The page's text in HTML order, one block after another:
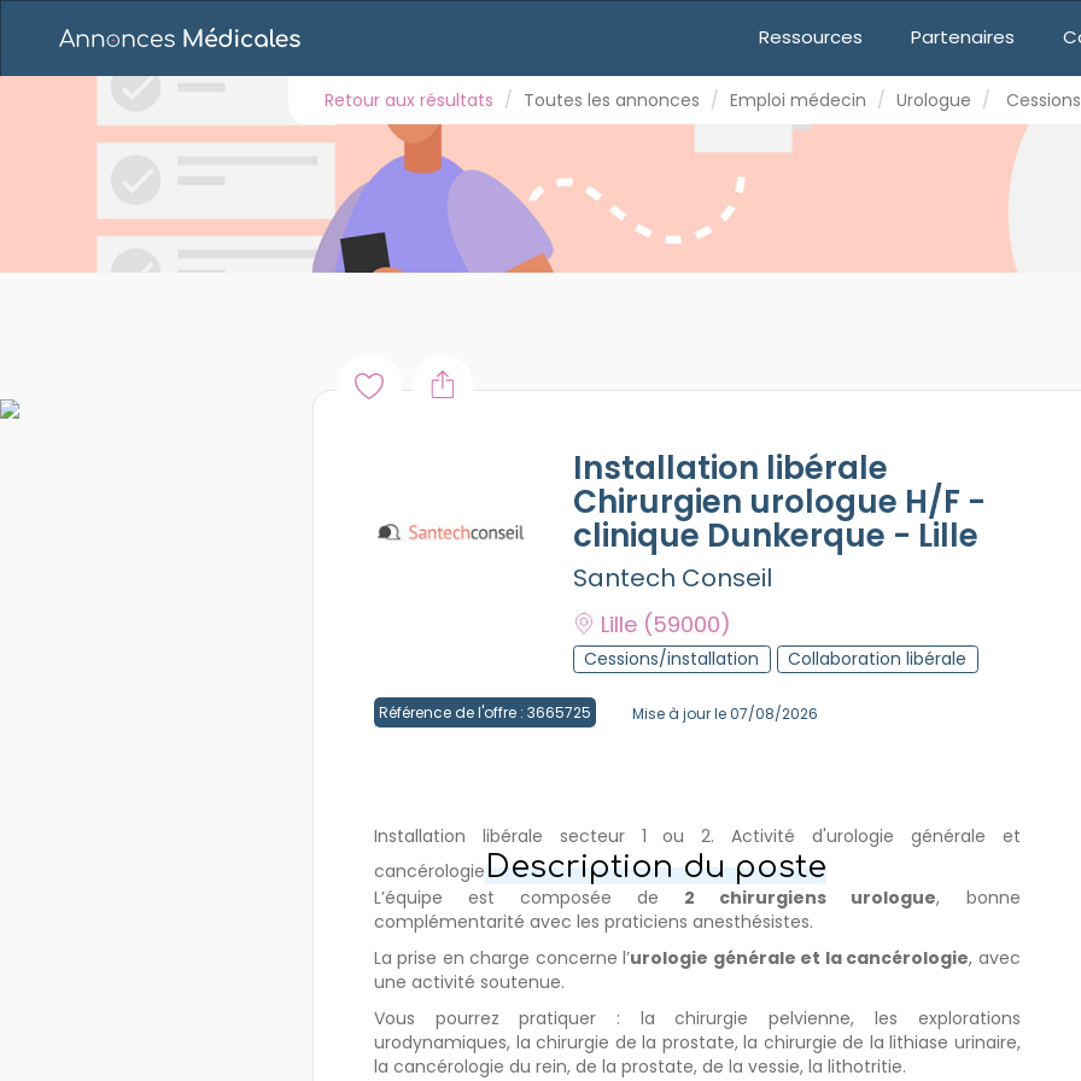
Ressources Partenaires
Retour aux résultats Toutes les annonces Emploi médecin Urologue
Installation libérale
Chirurgien urologue H/F -
clinique Dunkerque - Lille
Santech Conseil
Lille (59000)
Cessions/installation Collaboration libérale
Référence de l'offre : 3665725 Mise à jour le 07/08/2026
Installation libérale secteur 1 ou 2. Activité d'urologie générale et
cancérologieDescription du poste
L’équipe est composée de 2 chirurgiens urologue, bonne
complémentarité avec les praticiens anesthésistes.
La prise en charge concerne l’urologie générale et la cancérologie, avec
une activité soutenue.
Vous pourrez pratiquer : la chirurgie pelvienne, les explorations
urodynamiques, la chirurgie de la prostate, la chirurgie de la lithiase urinaire,
la cancérologie du rein, de la prostate, de la vessie, la lithotritie.
Retour aux résultats
INSTALLATION LIBÉRALE CHIRURGIEN UROLOGUE H/F - CLINIQUE DUNKERQUE - LILLE